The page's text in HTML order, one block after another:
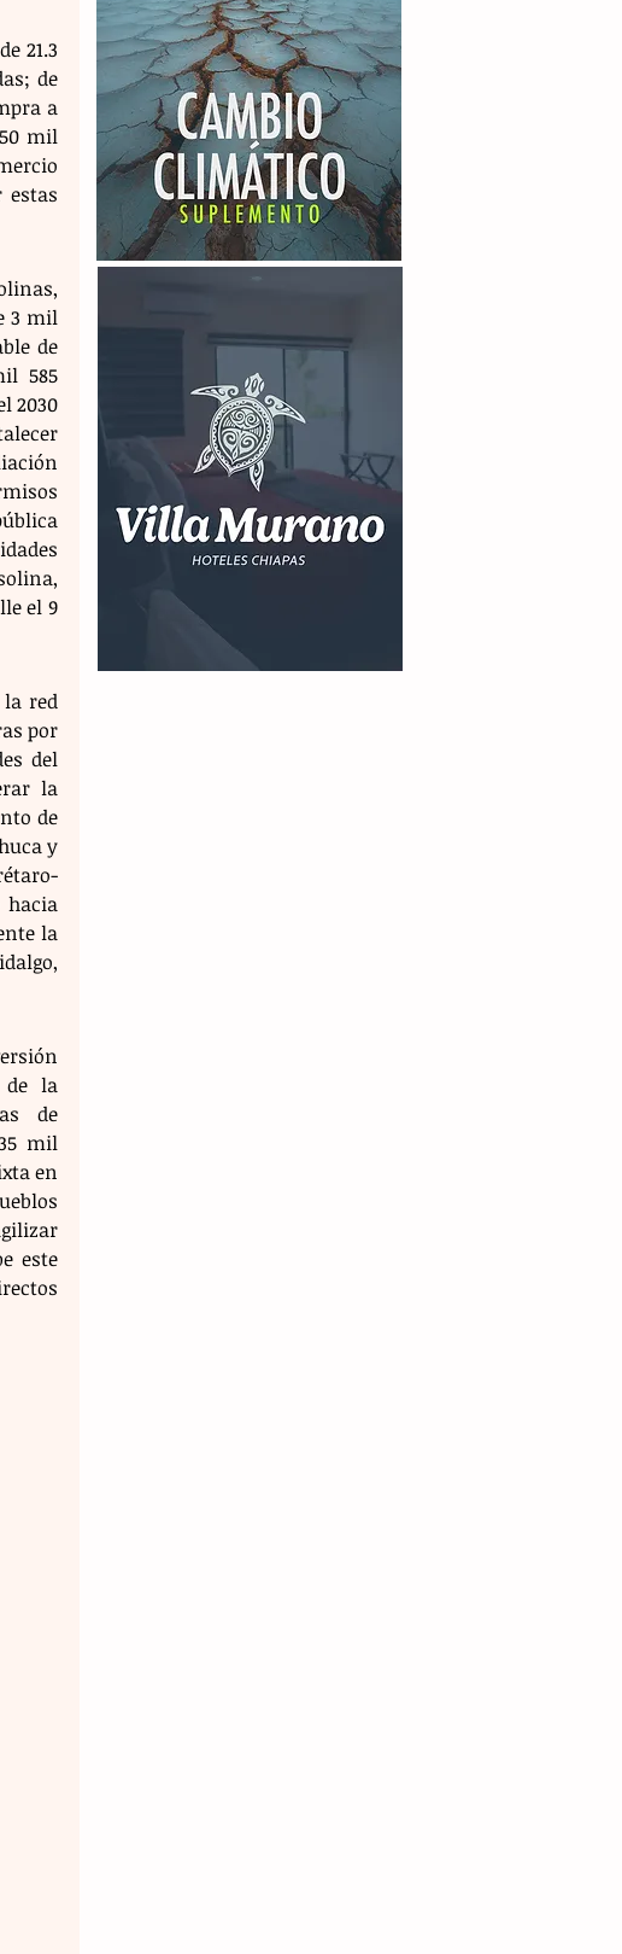
21.3
de
a
mil
estas
3 mil
de
585
2030
el 9
red
por
del
la
de
y
hacia
la
de la
de
mil
en
este